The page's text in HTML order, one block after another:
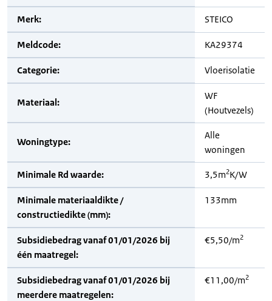
Merk: STEICO
Meldcode: KA29374
Categorie: Vloerisolatie
Materiaal:
WF
(Houtvezels)
Woningtype:
Alle
woningen
Minimale Rd waarde: 3,5m2K/W
Minimale materiaaldikte /
constructiedikte (mm):
133mm
Subsidiebedrag vanaf 01/01/2026 bij
één maatregel:
€5,50/m2
Subsidiebedrag vanaf 01/01/2026 bij
meerdere maatregelen:
€11,00/m2